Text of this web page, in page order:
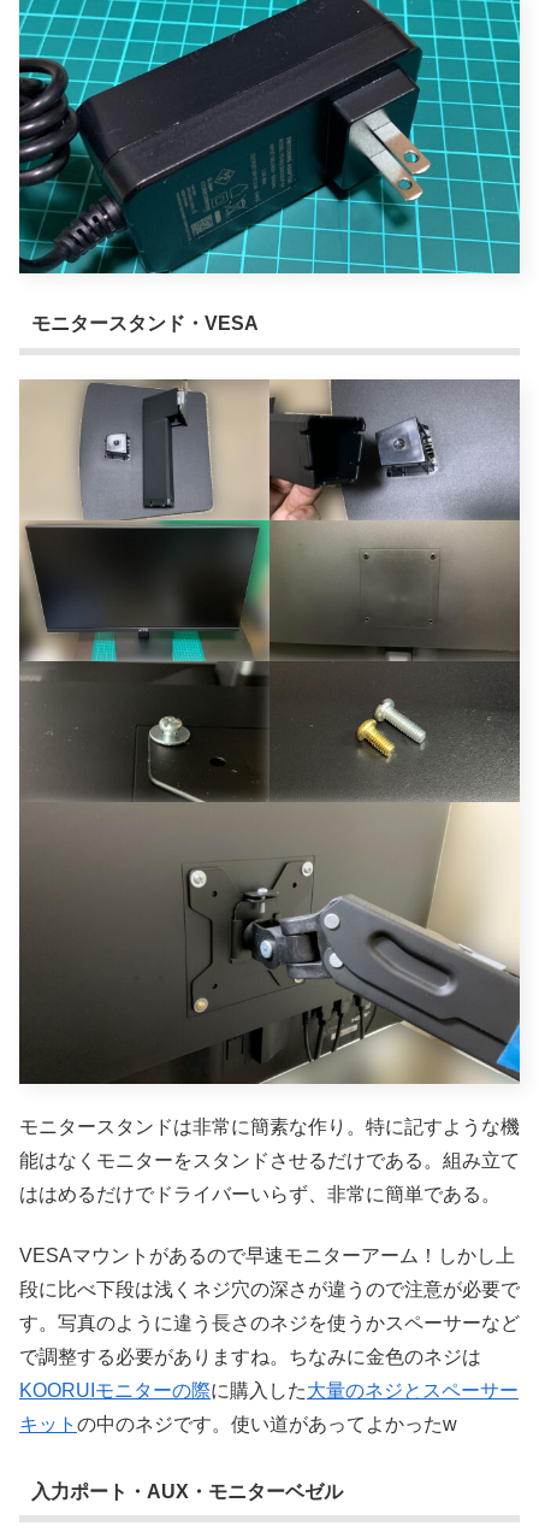
モニタースタンド・VESA
モニタースタンドは非常に簡素な作り。特に記すような機
能はなくモニターをスタンドさせるだけである。組み立て
ははめるだけでドライバーいらず、非常に簡単である。
VESAマウントがあるので早速モニターアーム！しかし上
段に比べ下段は浅くネジ穴の深さが違うので注意が必要で
す。写真のように違う長さのネジを使うかスペーサーなど
で調整する必要がありますね。ちなみに金色のネジは
KOORUIモニターの際に購入した大量のネジとスペーサー
キット の中のネジです。使い道があってよかったw
入力ポート・AUX・モニターベゼル